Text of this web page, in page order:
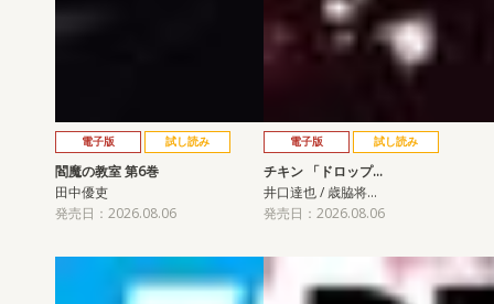
電子版 試し読み
閻魔の教室 第6巻
田中優吏
発売日：2026.08.06
電子版 試し読み
チキン 「ドロップ…
井口達也 / 歳脇将…
発売日：2026.08.06